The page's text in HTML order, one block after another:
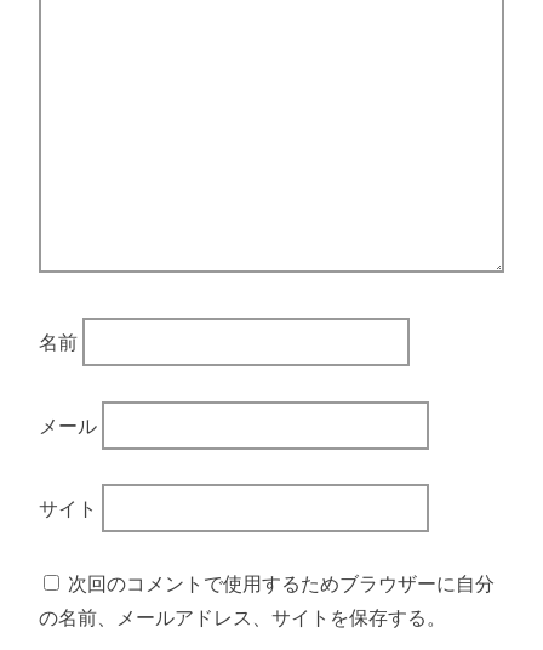
名前
メール
サイト
次回のコメントで使用するためブラウザーに自分
の名前、メールアドレス、サイトを保存する。